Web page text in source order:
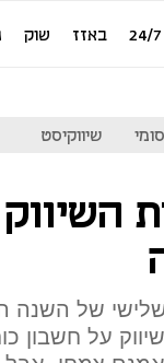
24/7 באזז שוק
שיווקיסט
של השנה
על חשבון